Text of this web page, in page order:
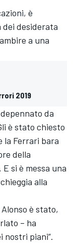
è
desiderata
a una
2019
da
è stato chiesto
la Ferrari bara
della
si è messa una
alla
è stato,
– ha
nostri piani”.